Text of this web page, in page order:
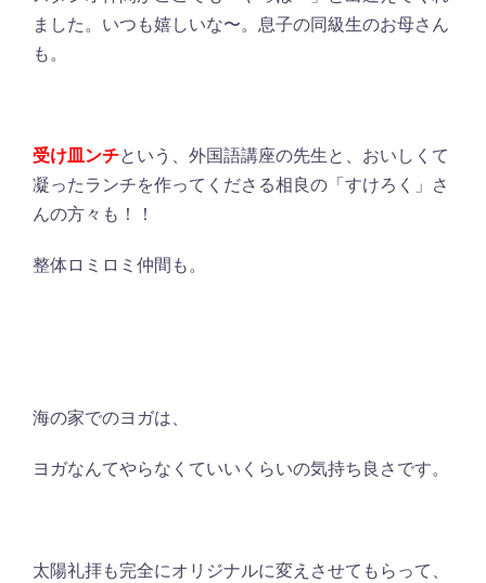
ました。いつも嬉しいな〜。息子の同級生のお母さん
も。
受け皿ンチという、外国語講座の先生と、おいしくて
凝ったランチを作ってくださる相良の「すけろく」さ
んの方々も！！
整体ロミロミ仲間も。
海の家でのヨガは、
ヨガなんてやらなくていいくらいの気持ち良さです。
太陽礼拝も完全にオリジナルに変えさせてもらって、